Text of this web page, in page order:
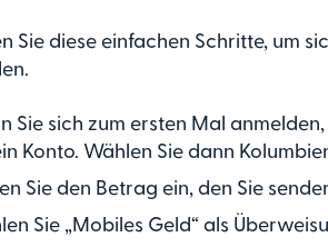
Sie diese einfachen Schritte, um
Sie sich zum ersten Mal
Konto. Wählen Sie dann
Sie den Betrag ein, den Sie
Sie „Mobiles Geld“ als